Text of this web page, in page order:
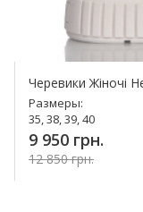
Черевики Жіночі
Размеры:
35, 38, 39, 40
9 950 грн.
12 850 грн.